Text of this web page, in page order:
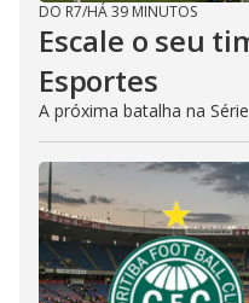
DO R7/HÁ 39 MINUTOS
Escale o seu
Esportes
A próxima batalha na